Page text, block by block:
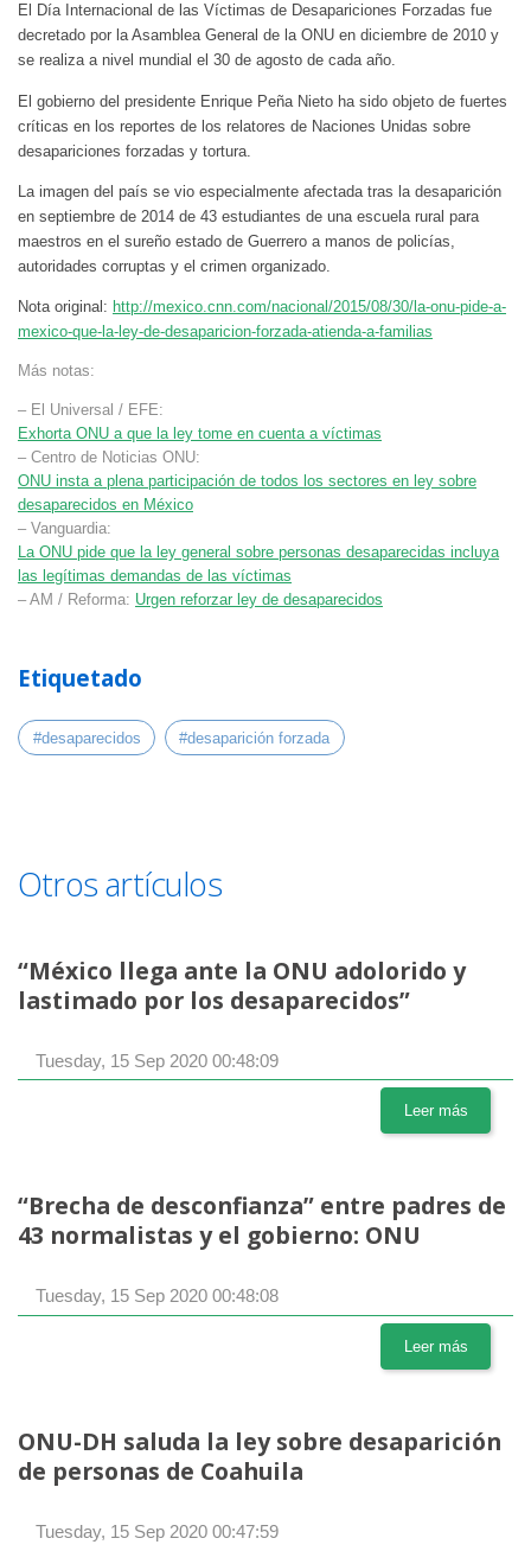
El Día Internacional de las Víctimas de Desapariciones Forzadas fue
decretado por la Asamblea General de la ONU en diciembre de 2010 y
se realiza a nivel mundial el 30 de agosto de cada año.
El gobierno del presidente Enrique Peña Nieto ha sido objeto de fuertes
críticas en los reportes de los relatores de Naciones Unidas sobre
desapariciones forzadas y tortura.
La imagen del país se vio especialmente afectada tras la desaparición
en septiembre de 2014 de 43 estudiantes de una escuela rural para
maestros en el sureño estado de Guerrero a manos de policías,
autoridades corruptas y el crimen organizado.
Nota original: http://mexico.cnn.com/nacional/2015/08/30/la-onu-pide-a-
mexico-que-la-ley-de-desaparicion-forzada-atienda-a-familias
Más notas:
– El Universal / EFE:
Exhorta ONU a que la ley tome en cuenta a víctimas
– Centro de Noticias ONU:
ONU insta a plena participación de todos los sectores en ley sobre
desaparecidos en México
– Vanguardia:
La ONU pide que la ley general sobre personas desaparecidas incluya
las legítimas demandas de las víctimas
– AM / Reforma: Urgen reforzar ley de desaparecidos
Etiquetado
#desaparecidos #desaparición forzada
Otros artículos
“México llega ante la ONU adolorido y
lastimado por los desaparecidos”
Tuesday, 15 Sep 2020 00:48:09
Leer más
“Brecha de desconfianza” entre padres de
43 normalistas y el gobierno: ONU
Tuesday, 15 Sep 2020 00:48:08
Leer más
ONU-DH saluda la ley sobre desaparición
de personas de Coahuila
Tuesday, 15 Sep 2020 00:47:59